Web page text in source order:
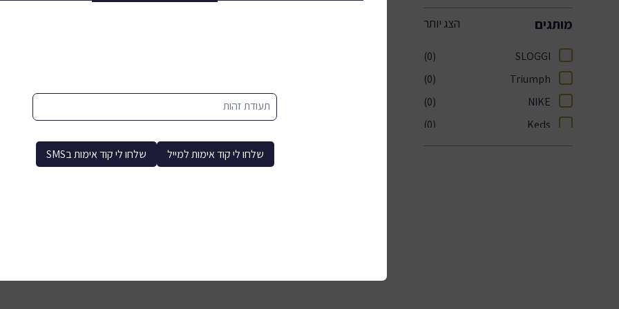
קייטנות ומחנות קיץ 2026
Summer Zone
בילוי, פנאי ולימודים
ספורט ובריאות
תעודת זהות
שלחו לי קוד אימות בSMS שלחו לי קוד אימות למייל
מותגים
SLOGGI
(0)
Triumph
(0)
NIKE
(0)
Keds
(0)